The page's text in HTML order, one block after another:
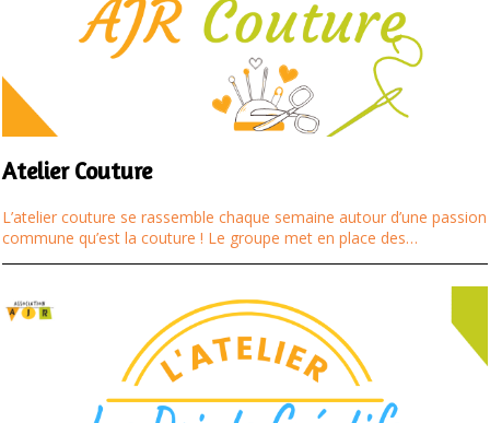
Atelier Couture
L’atelier couture se rassemble chaque semaine autour d’une passion
commune qu’est la couture ! Le groupe met en place des…